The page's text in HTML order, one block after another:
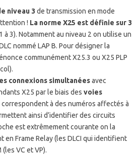
niveau 3 de transmission en mode
! La norme X25 est définie sur 3
à 3). Notamment au niveau 2 on utilise un
nommé LAP B. Pour désigner la
communément X25.3 ou X25 PLP
connexions simultanéesavec
X25 par le biais des voies
correspondent à des numéros affectés à
ainsi d’identifier des circuits
est extrêmement courante on la
en Frame Relay (les DLCI qui identifient
(les VC et VP).